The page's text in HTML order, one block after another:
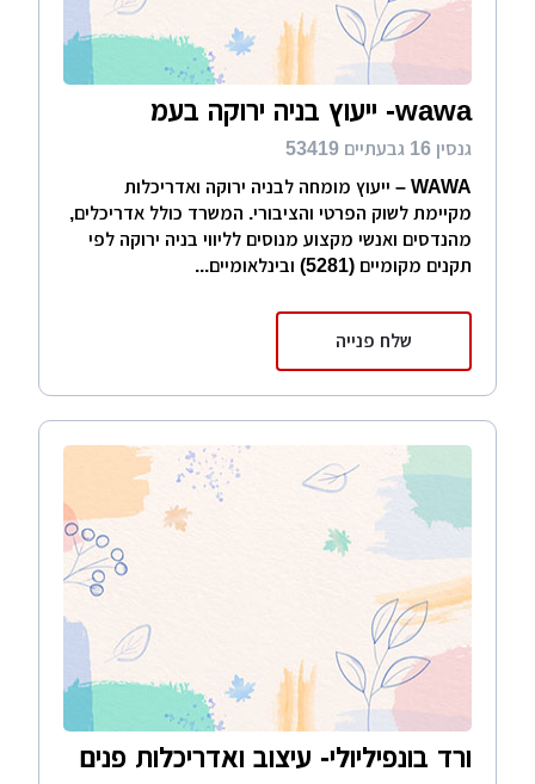
wawa- ייעוץ בניה ירוקה בעמ
גנסין 16 גבעתיים 53419
WAWA – ייעוץ מומחה לבניה ירוקה ואדריכלות
מקיימת לשוק הפרטי והציבורי. המשרד כולל אדריכלים,
מהנדסים ואנשי מקצוע מנוסים לליווי בניה ירוקה לפי
תקנים מקומיים (5281) ובינלאומיים...
שלח פנייה
ורד בונפיליולי- עיצוב ואדריכלות פנים